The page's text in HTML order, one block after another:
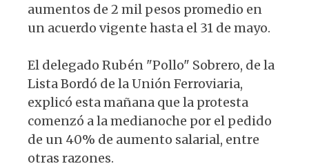
aumentos de 2 mil pesos promedio en
un acuerdo vigente hasta el 31 de mayo.
El delegado Rubén "Pollo" Sobrero, de la
Lista Bordó de la Unión Ferroviaria,
explicó esta mañana que la protesta
comenzó a la medianoche por el pedido
de un 40% de aumento salarial, entre
otras razones.